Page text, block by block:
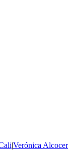
|Verónica Alcocer